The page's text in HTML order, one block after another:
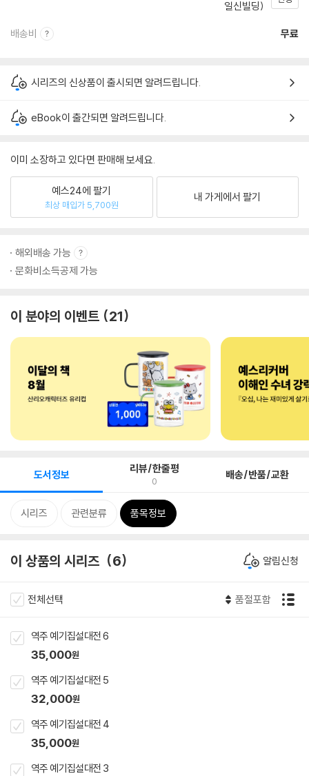
일신빌딩)
배송비 무료
시리즈의 신상품이 출시되면 알려드립니다.
eBook이 출간되면 알려드립니다.
이미 소장하고 있다면 판매해 보세요.
예스24에 팔기
최상 매입가 5,700원
내 가게에서 팔기
해외배송 가능
문화비소득공제 가능
이 분야의 이벤트 21
도서정보 리뷰/한줄평
0 배송/반품/교환
시리즈 관련분류 품목정보
이 상품의 시리즈 6 알림신청
전체선택 품절포함
역주 예기집설대전 6
35,000원
역주 예기집설대전 5
32,000원
역주 예기집설대전 4
35,000원
역주 예기집설대전 3